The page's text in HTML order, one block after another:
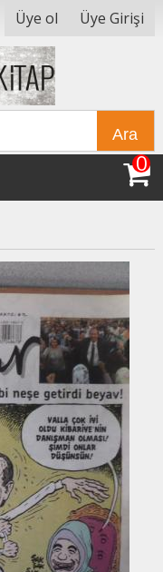
Üye ol Üye Girişi
Ara
0